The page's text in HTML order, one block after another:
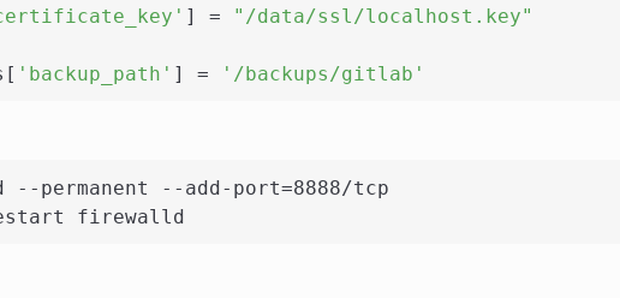
] = "/data/ssl/localhost.key"
'backup_path' ] = '/backups/gitlab'
--permanent --add-port=8888/tcp
firewalld